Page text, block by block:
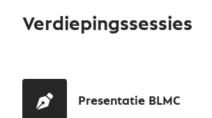
Verdiepingssessies
Presentatie BLMC